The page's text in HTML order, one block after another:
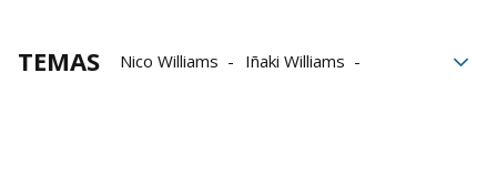
TEMAS Nico Williams
Iñaki Williams